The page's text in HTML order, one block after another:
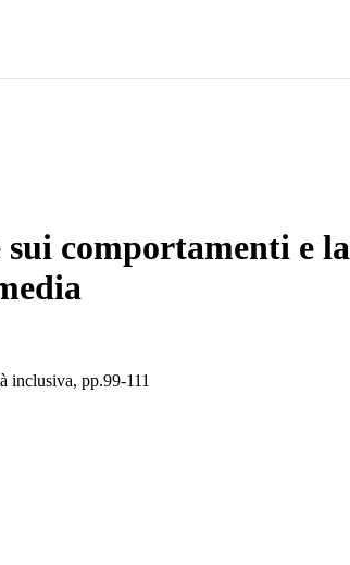
comportamenti e la
inclusiva, pp.99-111